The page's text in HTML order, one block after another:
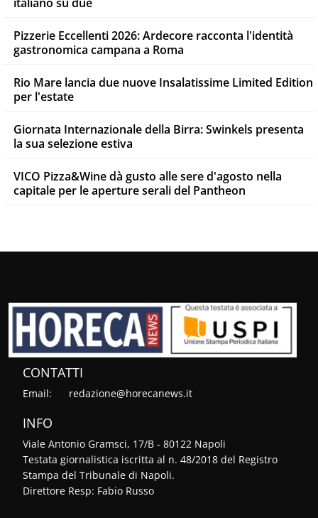
Pizzerie Eccellenti 2026: Ardecore racconta l'identità
gastronomica campana a Roma
Rio Mare lancia due nuove Insalatissime Limited Edition
per l'estate
Giornata Internazionale della Birra: Swinkels presenta
la sua selezione estiva
VICO Pizza&Wine dà gusto alle sere d'agosto nella
capitale per le aperture serali del Pantheon
CONTATTI
Email: redazione@horecanews.it
INFO
Viale Antonio Gramsci, 17/B - 80122 Napoli
Testata giornalistica iscritta al n. 48/2018 del Registro
Stampa del Tribunale di Napoli.
Direttore Resp: Fabio Russo